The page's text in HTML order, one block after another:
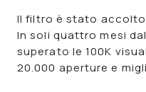
Il filtro è stato
In soli quattro mesi
superato le 100K
20.000 aperture e